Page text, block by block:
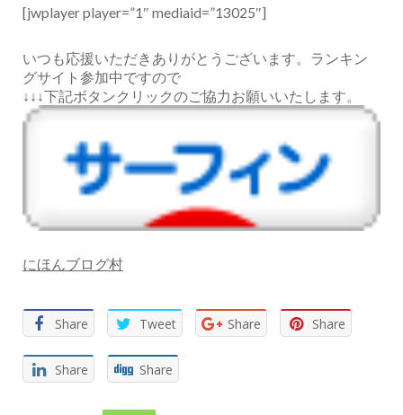
[jwplayer player=”1″ mediaid=”13025″]
いつも応援いただきありがとうございます。ランキン
グサイト参加中ですので
↓↓↓下記ボタンクリックのご協力お願いいたします。
にほんブログ村
Share Tweet Share Share
Share Share